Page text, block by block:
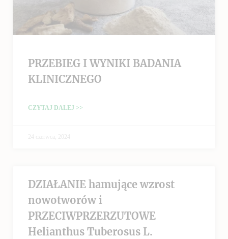
PRZEBIEG I WYNIKI BADANIA
KLINICZNEGO
CZYTAJ DALEJ >>
24 czerwca, 2024
DZIAŁANIE hamujące wzrost
nowotworów i
PRZECIWPRZERZUTOWE
Helianthus Tuberosus L.